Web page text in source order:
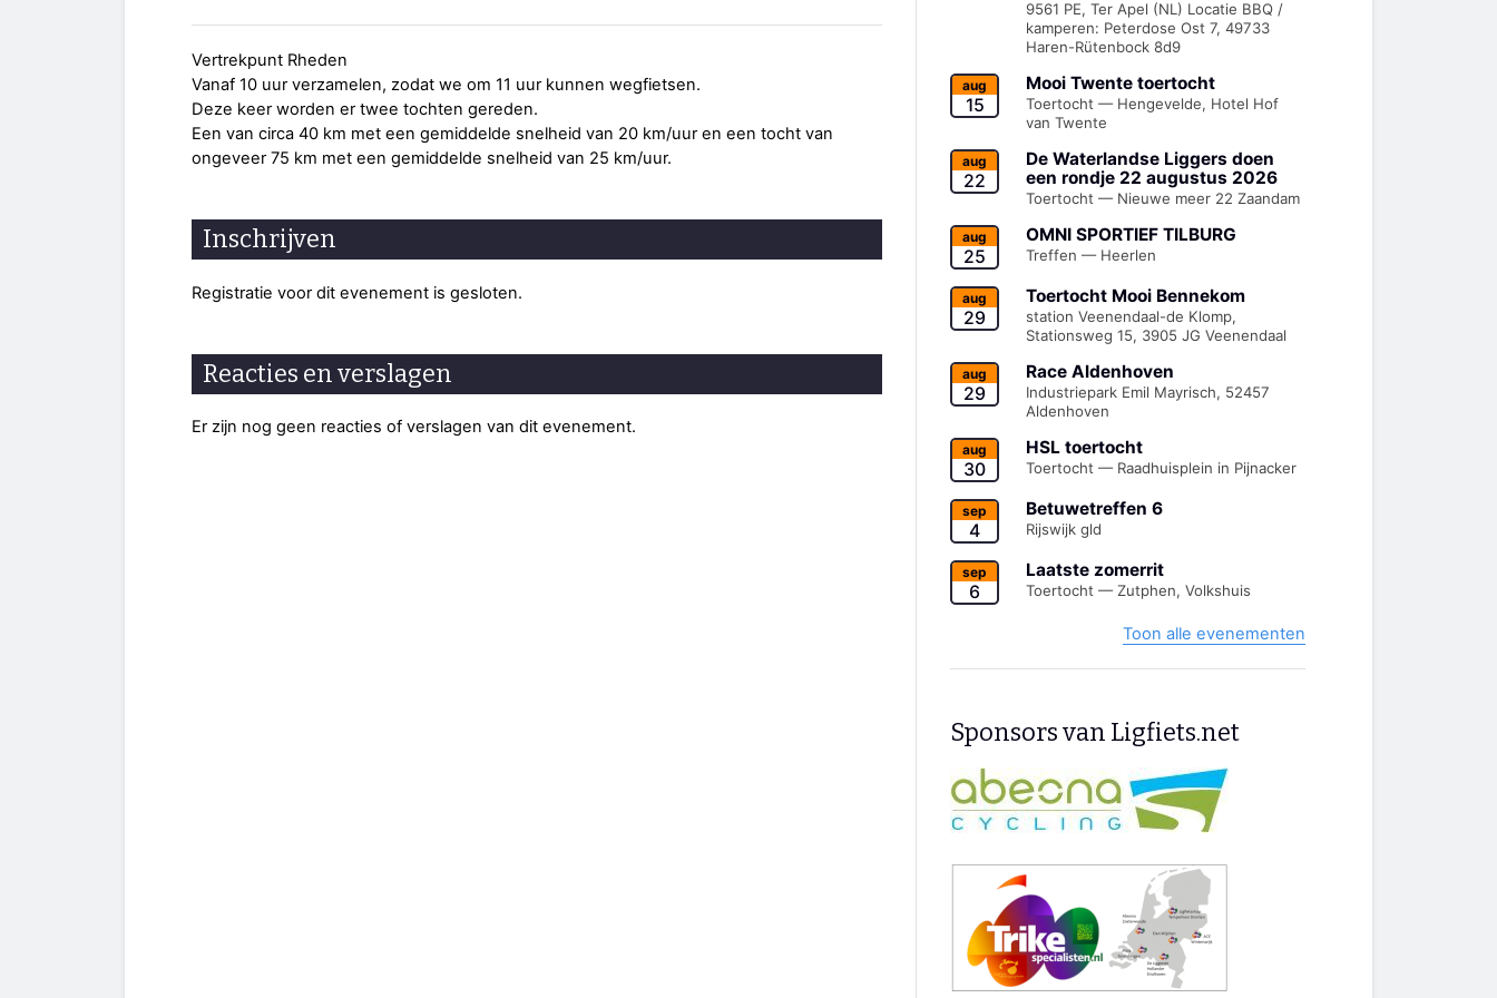
Vertrekpunt Rheden
Vanaf 10 uur verzamelen, zodat we om 11 uur kunnen wegfietsen.
Deze keer worden er twee tochten gereden.
Een van circa 40 km met een gemiddelde snelheid van 20 km/uur en een tocht van
ongeveer 75 km met een gemiddelde snelheid van 25 km/uur.
Inschrijven
Registratie voor dit evenement is gesloten.
Reacties en verslagen
Er zijn nog geen reacties of verslagen van dit evenement.
9561 PE, Ter Apel (NL) Locatie BBQ /
kamperen: Peterdose Ost 7, 49733
Haren-Rütenbock 8d9
aug
15
Mooi Twente toertocht
Toertocht — Hengevelde, Hotel Hof
van Twente
aug
22
De Waterlandse Liggers doen
een rondje 22 augustus 2026
Toertocht — Nieuwe meer 22 Zaandam
aug
25
OMNI SPORTIEF TILBURG
Treffen — Heerlen
aug
29
Toertocht Mooi Bennekom
station Veenendaal-de Klomp,
Stationsweg 15, 3905 JG Veenendaal
aug
29
Race Aldenhoven
Industriepark Emil Mayrisch, 52457
Aldenhoven
aug
30
HSL toertocht
Toertocht — Raadhuisplein in Pijnacker
sep
4
Betuwetreffen 6
Rijswijk gld
sep
6
Laatste zomerrit
Toertocht — Zutphen, Volkshuis
Toon alle evenementen
Sponsors van Ligfiets.net